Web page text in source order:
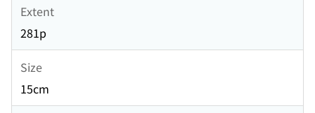
Extent
281p
Size
15cm